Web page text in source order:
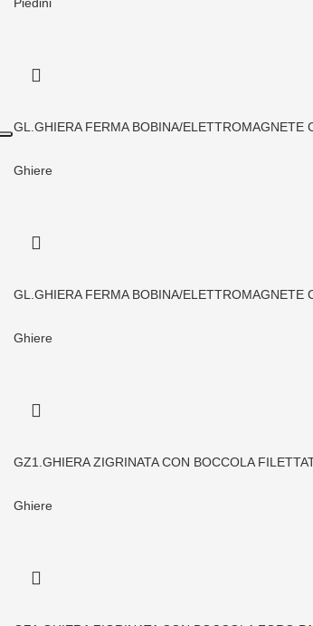
GL.GHIERA FERMA BOBINA/ELETTROMAGNETE
Ghiere
GL.GHIERA FERMA BOBINA/ELETTROMAGNETE
Ghiere
GZ1.GHIERA ZIGRINATA CON BOCCOLA
Ghiere